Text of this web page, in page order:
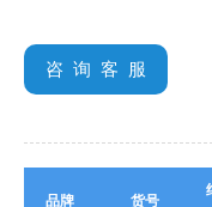
咨 询 客 服
品牌 货号